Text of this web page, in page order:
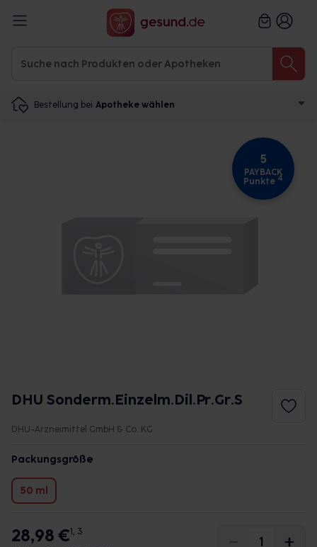
Bestellung bei Apotheke wählen
5
PAYBACK
Punkte 4
DHU Sonderm.Einzelm.Dil.Pr.Gr.S
DHU-Arzneimittel GmbH & Co. KG
Packungsgröße
50 ml
28,98 €1, 3